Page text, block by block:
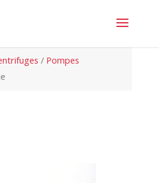
/ Pompes